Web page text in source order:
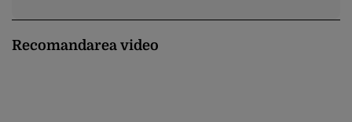
Recomandarea video